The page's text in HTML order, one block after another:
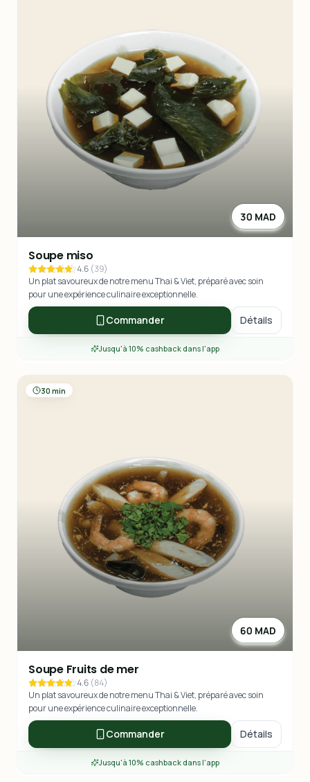
30 MAD
Soupe miso
4.6 (39)
Un plat savoureux de notre menu Thai & Viet, préparé avec soin
pour une expérience culinaire exceptionnelle.
Commander Détails
Jusqu'à 10% cashback dans l'app
30 min
60 MAD
Soupe Fruits de mer
4.6 (84)
Un plat savoureux de notre menu Thai & Viet, préparé avec soin
pour une expérience culinaire exceptionnelle.
Commander Détails
Jusqu'à 10% cashback dans l'app